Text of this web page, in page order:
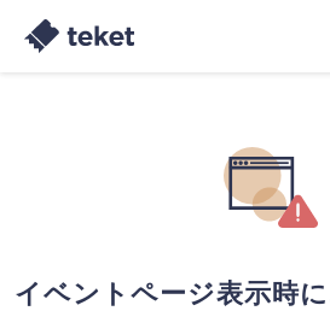
イベントページ表示時